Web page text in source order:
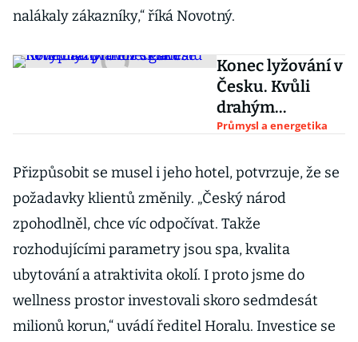
nalákaly zákazníky,“ říká Novotný.
Konec lyžování v
Česku. Kvůli
drahým
energiím se
skiareálů
Průmysl a energetika
Přizpůsobit se musel i jeho hotel, potvrzuje, že se
požadavky klientů změnily. „Český národ
zpohodlněl, chce víc odpočívat. Takže
rozhodujícími parametry jsou spa, kvalita
ubytování a atraktivita okolí. I proto jsme do
wellness prostor investovali skoro sedmdesát
milionů korun,“ uvádí ředitel Horalu. Investice se